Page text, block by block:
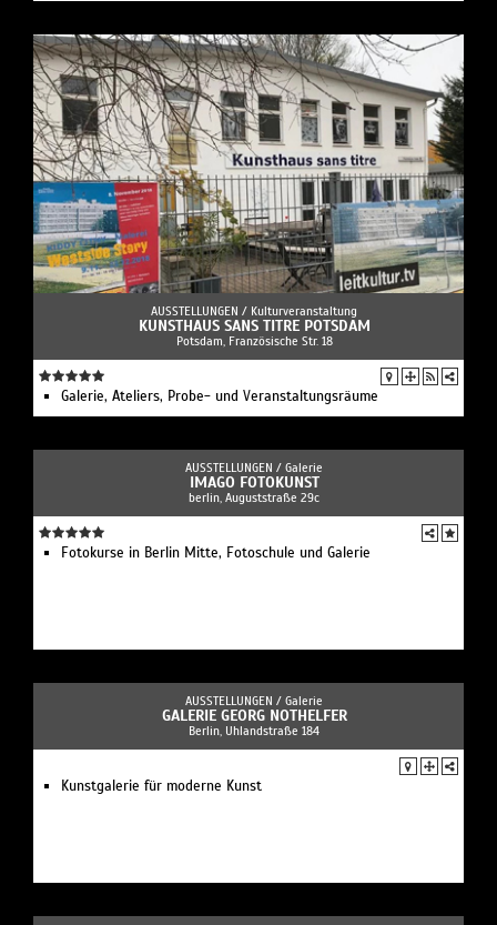
AUSSTELLUNGEN / Kulturveranstaltung
KUNSTHAUS SANS TITRE POTSDAM
Potsdam, Französische Str. 18
Galerie, Ateliers, Probe- und Veranstaltungsräume
AUSSTELLUNGEN / Galerie
IMAGO FOTOKUNST
berlin, Auguststraße 29c
Fotokurse in Berlin Mitte, Fotoschule und Galerie
AUSSTELLUNGEN / Galerie
GALERIE GEORG NOTHELFER
Berlin, Uhlandstraße 184
Kunstgalerie für moderne Kunst